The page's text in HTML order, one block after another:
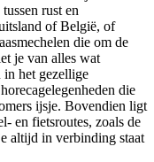
rust en
of België, of
die om de
je van alles wat
het gezellige
die
ijsje. Bovendien ligt
en fietsroutes, zoals de
altijd in verbinding staat